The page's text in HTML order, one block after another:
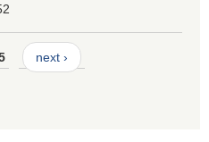
next ›